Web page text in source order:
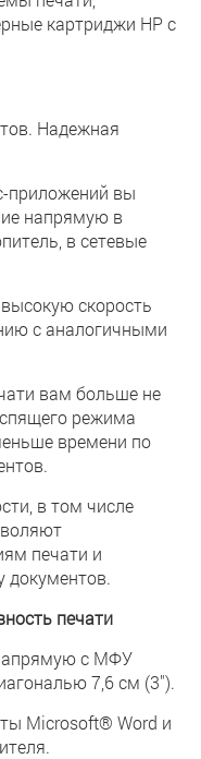
картриджи HP с
Надежная
приложений вы
напрямую в
в сетевые
скорость
с аналогичными
вам больше не
режима
времени по
в том числе
печати и
печати
с МФУ
7,6 см (3").
Microsoft® Word и